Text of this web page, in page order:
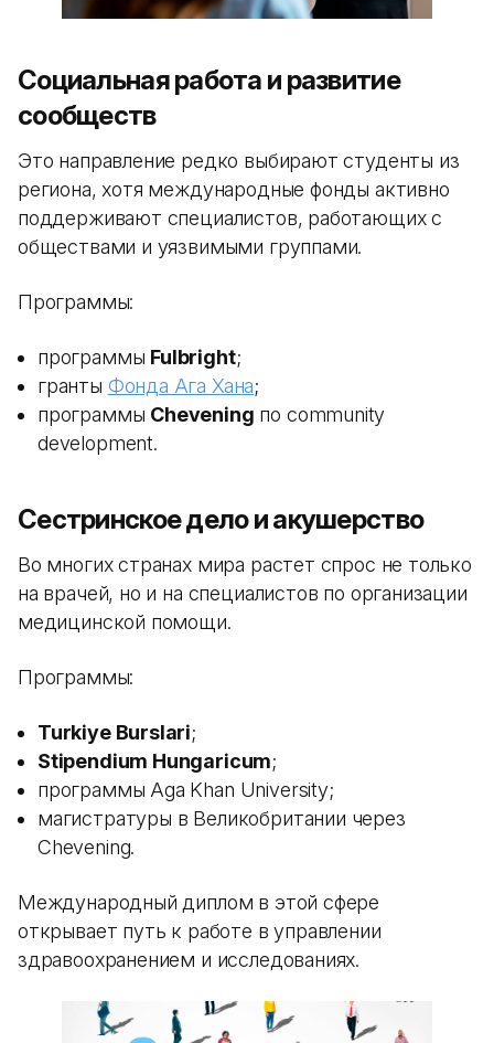
Социальная работа и развитие
сообществ
Это направление редко выбирают студенты из
региона, хотя международные фонды активно
поддерживают специалистов, работающих с
обществами и уязвимыми группами.
Программы:
программы Fulbright;
гранты Фонда Ага Хана;
программы Chevening по community
development.
Сестринское дело и акушерство
Во многих странах мира растет спрос не только
на врачей, но и на специалистов по организации
медицинской помощи.
Программы:
Turkiye Burslari;
Stipendium Hungaricum;
программы Aga Khan University;
магистратуры в Великобритании через
Chevening.
Международный диплом в этой сфере
открывает путь к работе в управлении
здравоохранением и исследованиях.